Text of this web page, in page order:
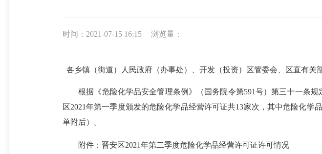
时间：2021-07-15 16:15 浏览量：
各乡镇（街道）人民政府（办事处）、开发（投资）区管委会 、区直有关
根据《危险化学品安全管理条例》（国务院令第591号）第三十一条
区2021年第一季度颁发的危险化学品经营许可证共13家次，其中危险化
单附后）。
附件：晋安区2021年第二季度危险化学品经营许可证许可情况